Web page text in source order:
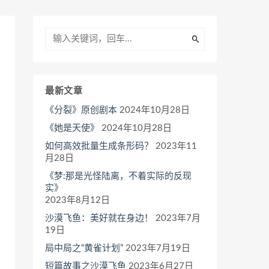
最新文章
《分裂》原创剧本 2024年10月28日
《她是天使》
2024年10月28日
如何高效批量生成条形码？
2023年11
月28日
《梦:那是光怪陆离，不着实际的反现
实》
2023年8月12日
沙漠飞鱼：美好就在身边！
2023年7月
19日
局中局之“黄雀计划” 2023年7月19日
短篇故事之沙漠飞鱼 2023年6月27日